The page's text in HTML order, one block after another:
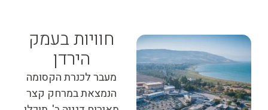
חוויות בעמק
הירדן
מעבר לכנרת הקסומה
הנמצאת במרחק קצר
מאירוח דגניה ב', תוכלו